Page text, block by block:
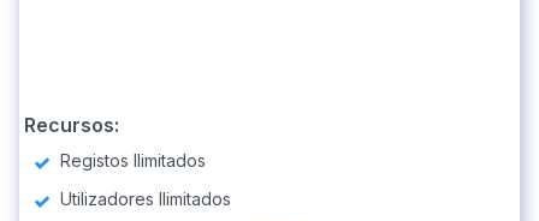
Recursos:
Registos Ilimitados
Utilizadores Ilimitados